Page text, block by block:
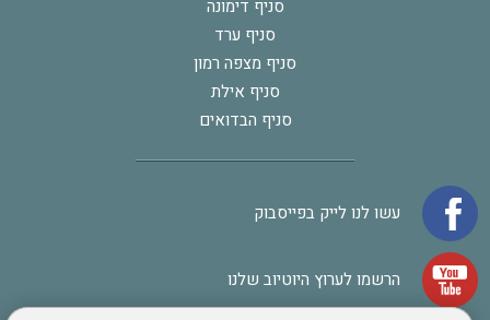
סניף דימונה
סניף ערד
סניף מצפה רמון
סניף אילת
סניף הבדואים
עשו לנו לייק בפייסבוק
הרשמו לערוץ היוטיוב שלנו